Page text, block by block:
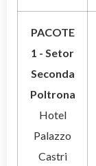
PACOTE
1 - Setor
Seconda
Poltrona
Hotel
Palazzo
Castri